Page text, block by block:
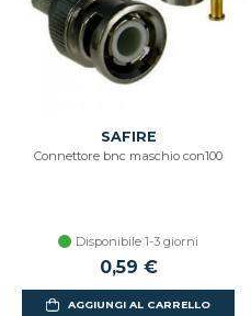
SAFIRE
Connettore bnc maschio con100
Disponibile 1-3 giorni
0,59 €
AGGIUNGI AL CARRELLO